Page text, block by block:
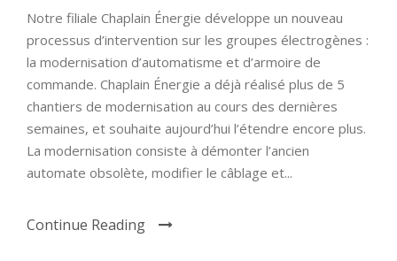
Notre filiale Chaplain Énergie développe un nouveau
processus d’intervention sur les groupes électrogènes :
la modernisation d’automatisme et d’armoire de
commande. Chaplain Énergie a déjà réalisé plus de 5
chantiers de modernisation au cours des dernières
semaines, et souhaite aujourd’hui l’étendre encore plus.
La modernisation consiste à démonter l’ancien
automate obsolète, modifier le câblage et...
Continue Reading